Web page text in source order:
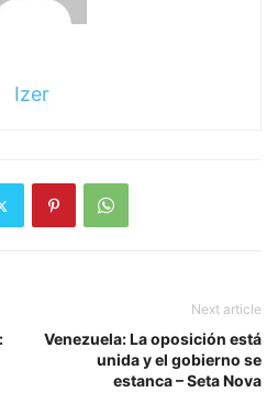
Izer
Next article
Venezuela: La oposición está
unida y el gobierno se
estanca – Seta Nova